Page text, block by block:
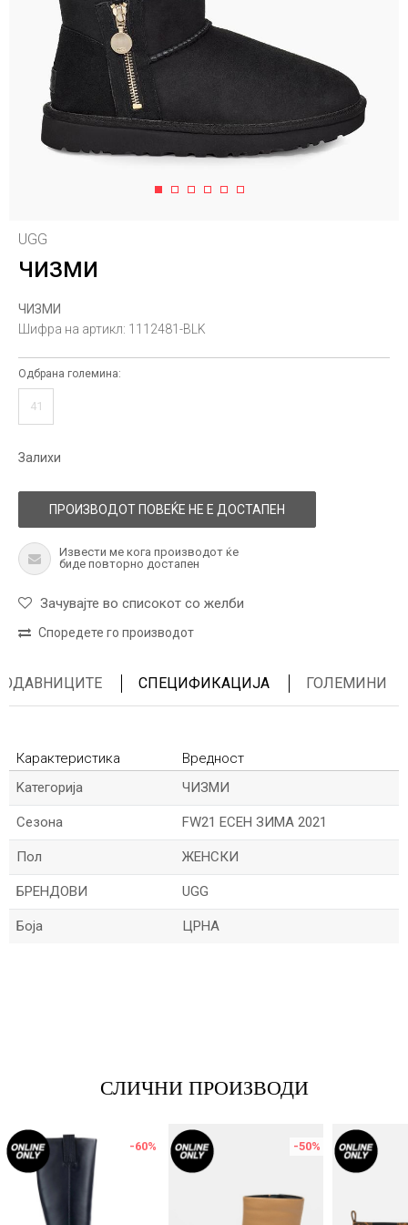
1 2 3 4 5 6
UGG
ЧИЗМИ
ЧИЗМИ
Шифра на артикл: 1112481-BLK
Одбрана големина:
41
Залихи
ПРОИЗВОДОТ ПОВЕЌЕ НЕ Е ДОСТАПЕН
Извести ме кога производот ќе
биде повторно достапен
Зачувајте во списокот со желби
Споредете го производот
СПЕЦИФИКАЦИЈА ГОЛЕМИНИ
Карактеристика
Вредност
Kатегорија
ЧИЗМИ
Сезона FW21 ЕСЕН ЗИМА 2021
Пол ЖЕНСКИ
БРЕНДОВИ UGG
Боја ЦРНА
Порака
СЛИЧНИ ПРОИЗВОДИ
-60% -50%